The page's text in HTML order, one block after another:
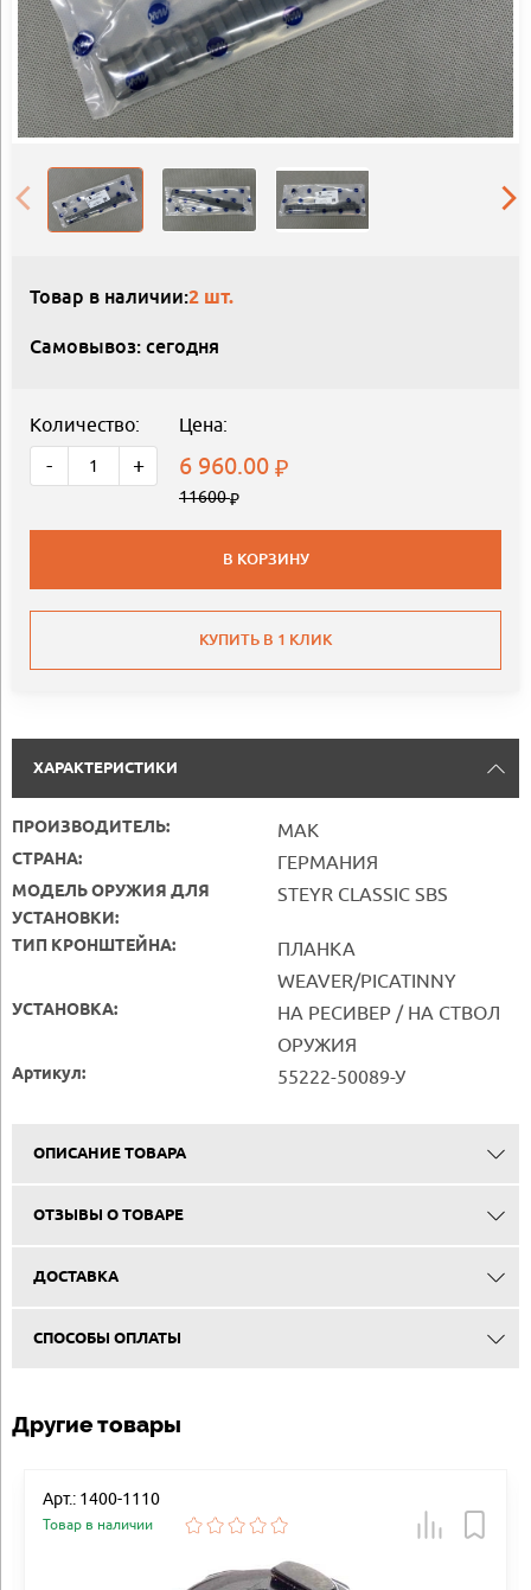
Товар в наличии:2 шт.
Самовывоз: сегодня
Количество:
- +
Цена:
6 960.00
11600
В КОРЗИНУ
КУПИТЬ В 1 КЛИК
ХАРАКТЕРИСТИКИ
ПРОИЗВОДИТЕЛЬ: MAK
СТРАНА: ГЕРМАНИЯ
МОДЕЛЬ ОРУЖИЯ ДЛЯ
УСТАНОВКИ:
STEYR CLASSIC SBS
ТИП КРОНШТЕЙНА:
ПЛАНКА
WEAVER/PICATINNY
УСТАНОВКА:
НА РЕСИВЕР / НА СТВОЛ
ОРУЖИЯ
Артикул: 55222-50089-У
ОПИСАНИЕ ТОВАРА
ОТЗЫВЫ О ТОВАРЕ
ДОСТАВКА
СПОСОБЫ ОПЛАТЫ
Другие товары
Арт.: 1400-1110
Товар в наличии